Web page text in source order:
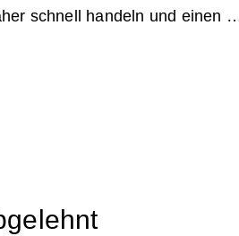
schnell handeln und einen